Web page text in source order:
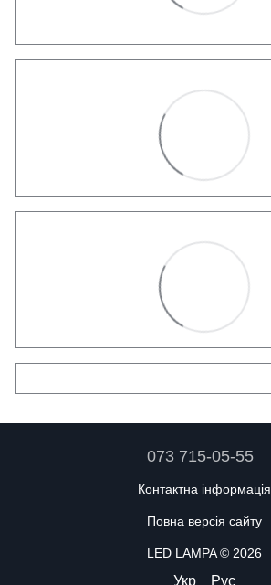
073 715-05-55
Контактна інформація
Повна версія сайту
LED LAMPA © 2026
Укр Рус